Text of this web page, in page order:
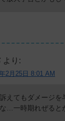
より:
2月25日 8:01 AM
えてもダメージを
…一時期れぜると